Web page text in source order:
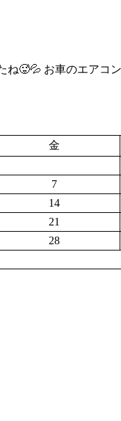
🥵💦 お車のエアコ
金
7
14
21
28